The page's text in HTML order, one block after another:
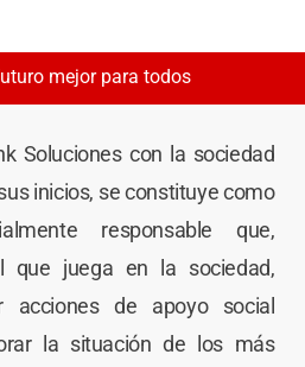
mejor para todos
Soluciones con la sociedad
inicios, se constituye como
responsable que,
que juega en la sociedad,
acciones de apoyo social
la situación de los más